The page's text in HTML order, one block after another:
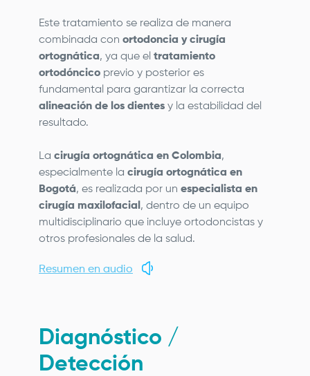
Este tratamiento se realiza de manera
combinada con ortodoncia y cirugía
ortognática, ya que el tratamiento
ortodóncico previo y posterior es
fundamental para garantizar la correcta
alineación de los dientes y la estabilidad del
resultado.
La cirugía ortognática en Colombia,
especialmente la cirugía ortognática en
Bogotá, es realizada por un especialista en
cirugía maxilofacial , dentro de un equipo
multidisciplinario que incluye ortodoncistas y
otros profesionales de la salud.
Resumen en audio
Diagnóstico /
Detección